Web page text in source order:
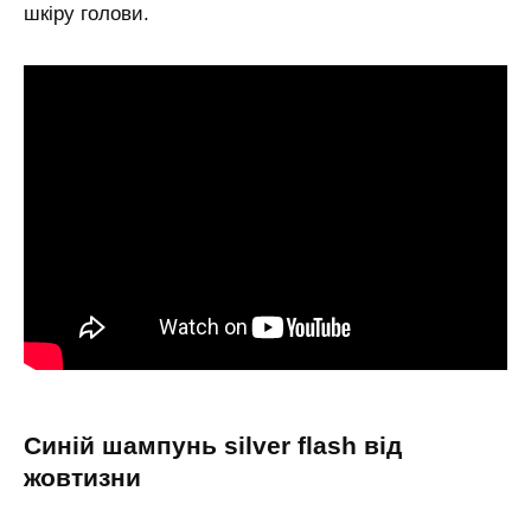
шкіру голови.
синій шампунь silver flash від
жовтизни